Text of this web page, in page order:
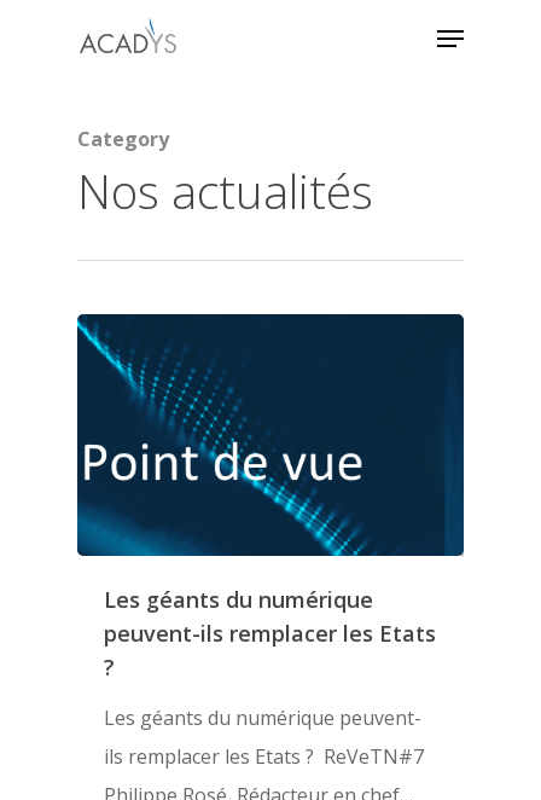
Hit enter to search or ESC to close
Category
Nos actualités
Les géants du numérique
peuvent-ils remplacer les Etats
?
Les géants du numérique peuvent-
ils remplacer les Etats ?​ ReVeTN#7